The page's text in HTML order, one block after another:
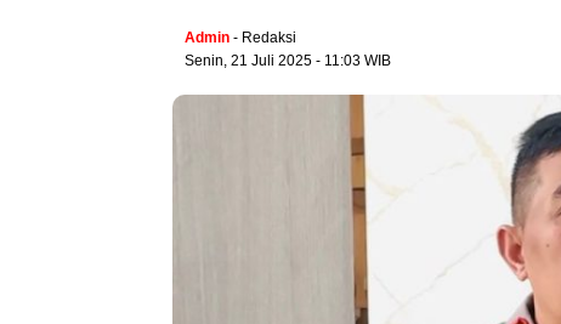
Admin - Redaksi
Senin, 21 Juli 2025 - 11:03 WIB